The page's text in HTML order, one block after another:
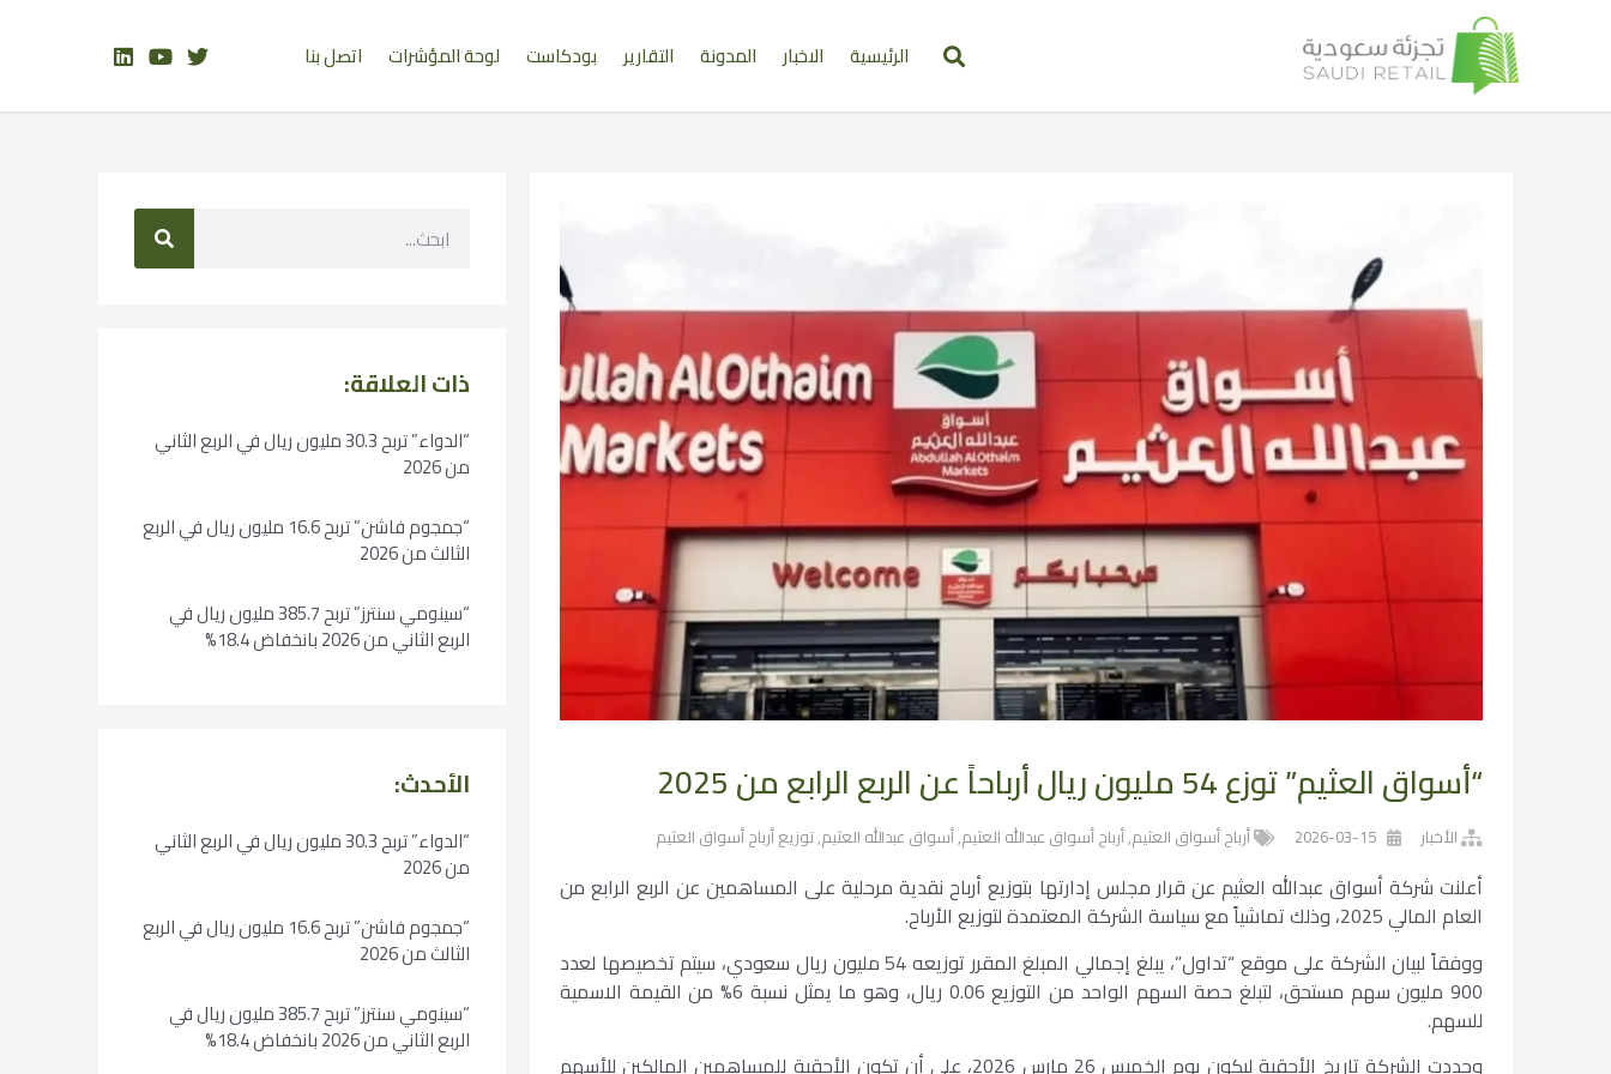
الرئيسية الاخبار المدونة التقارير بودكاست لوحة المؤشرات اتصل بنا
“أسواق العثيم” توزع 54 مليون ريال أرباحاً عن الربع الرابع من 2025
الأخبار 2026-03-15 أرباح أسواق العثيم,أرباح أسواق عبدالله العثيم,أسواق عبدالله العثيم,توزيع أرباح أسواق العثيم
أعلنت شركة أسواق عبدالله العثيم عن قرار مجلس إدارتها بتوزيع أرباح نقدية مرحلية على المساهمين عن الربع الرابع من
العام المالي 2025، وذلك تماشياً مع سياسة الشركة المعتمدة لتوزيع الأرباح.
ووفقاً لبيان الشركة على موقع “تداول”، يبلغ إجمالي المبلغ المقرر توزيعه 54 مليون ريال سعودي، سيتم تخصيصها لعدد
900 مليون سهم مستحق، لتبلغ حصة السهم الواحد من التوزيع 0.06 ريال، وهو ما يمثل نسبة 6% من القيمة الاسمية
للسهم.
وحددت الشركة تاريخ الأحقية ليكون يوم الخميس 26 مارس 2026، على أن تكون الأحقية للمساهمين المالكين للأسهم
ذات العلاقة:
“الدواء” تربح 30.3 مليون ريال في الربع الثاني
من 2026
“جمجوم فاشن” تربح 16.6 مليون ريال في الربع
الثالث من 2026
“سينومي سنترز” تربح 385.7 مليون ريال في
الربع الثاني من 2026 بانخفاض 18.4%
الأحدث:
“الدواء” تربح 30.3 مليون ريال في الربع الثاني
من 2026
“جمجوم فاشن” تربح 16.6 مليون ريال في الربع
الثالث من 2026
“سينومي سنترز” تربح 385.7 مليون ريال في
الربع الثاني من 2026 بانخفاض 18.4%